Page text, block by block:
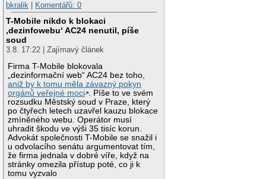
bkralik
Komentářů: 0
T-Mobile nikdo k blokaci
‚dezinfowebu‘ AC24 nenutil, píše
soud
3.8. 17:22 | Zajímavý článek
Firma T-Mobile blokovala
„dezinformační web“ AC24 bez toho,
aniž by k tomu měla závazný pokyn
orgánů veřejné moci . Píše to ve svém
rozsudku Městský soud v Praze, který
po čtyřech letech uzavřel kauzu blokace
zmíněného webu. Operátor musí
uhradit škodu ve výši 35 tisíc korun.
Advokát společnosti T-Mobile se snažil i
u odvolacího senátu argumentovat tím,
že firma jednala v dobré víře, když na
stránky omezila přístup poté, co ji k
tomu vyzvalo